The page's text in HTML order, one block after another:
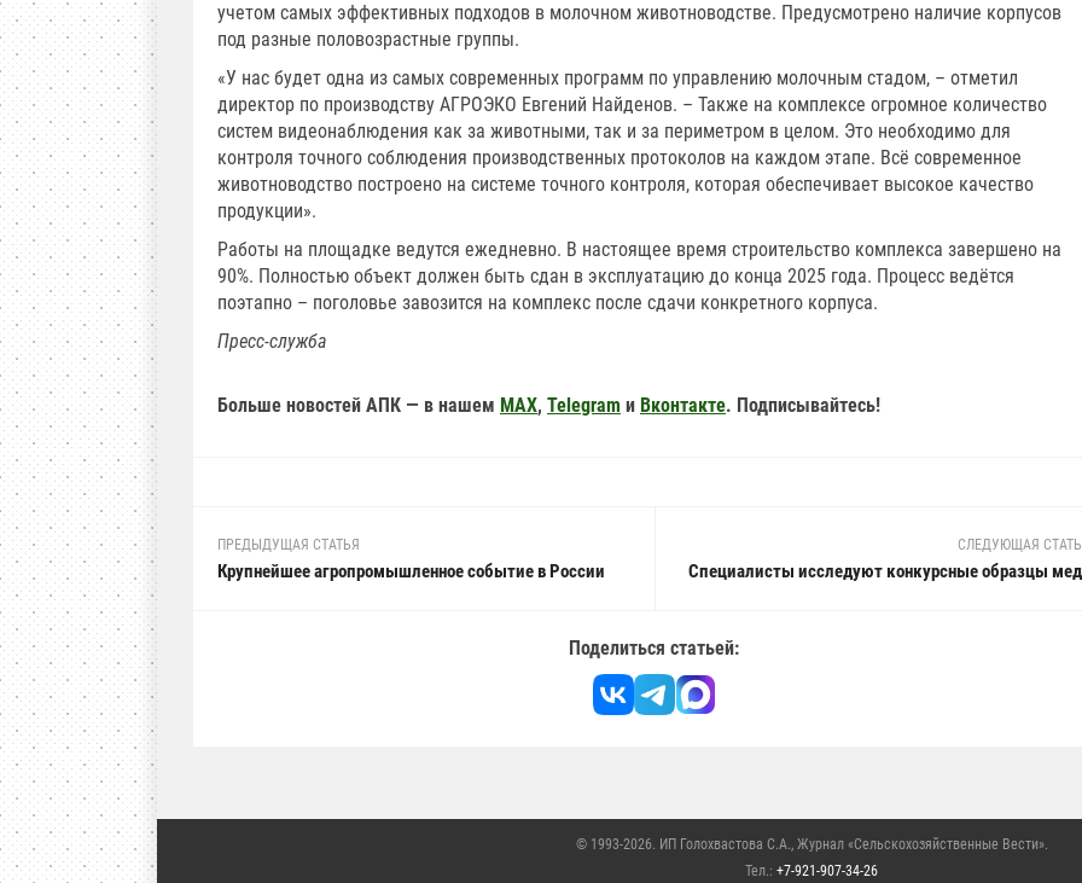
учетом самых эффективных подходов в молочном животноводстве. Предусмотрено наличие корпусов
под разные половозрастные группы.
«У нас будет одна из самых современных программ по управлению молочным стадом, – отметил
директор по производству АГРОЭКО Евгений Найденов. – Также на комплексе огромное количество
систем видеонаблюдения как за животными, так и за периметром в целом. Это необходимо для
контроля точного соблюдения производственных протоколов на каждом этапе. Всё современное
животноводство построено на системе точного контроля, которая обеспечивает высокое качество
продукции».
Работы на площадке ведутся ежедневно. В настоящее время строительство комплекса завершено на
90%. Полностью объект должен быть сдан в эксплуатацию до конца 2025 года. Процесс ведётся
поэтапно – поголовье завозится на комплекс после сдачи конкретного корпуса.
Пресс-служба
Больше новостей АПК — в нашем MAX, Telegram и Вконтакте. Подписывайтесь!
ПРЕДЫДУЩАЯ СТАТЬЯ
Крупнейшее агропромышленное событие в России
СЛЕДУЮЩАЯ
Специалисты исследуют конкурсные образцы
Поделиться статьей:
© 1993-2026. ИП Голохвастова С.А., Журнал «Сельскохозяйственные Вести».
Тел.: +7-921-907-34-26